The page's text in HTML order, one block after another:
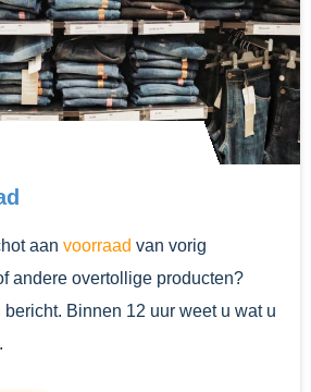
aan voorraad van vorig
andere overtollige producten?
Binnen 12 uur weet u wat u